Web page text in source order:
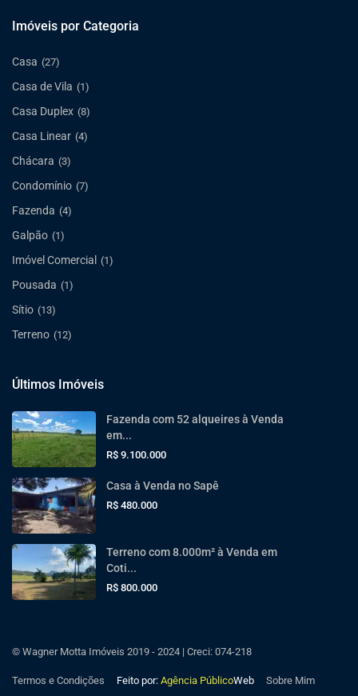
Imóveis por Categoria
Casa (27)
Casa de Vila (1)
Casa Duplex (8)
Casa Linear (4)
Chácara (3)
Condomínio (7)
Fazenda (4)
Galpão (1)
Imóvel Comercial (1)
Pousada (1)
Sítio (13)
Terreno (12)
Últimos Imóveis
Fazenda com 52 alqueires à Venda
em...
R$ 9.100.000
Casa à Venda no Sapê
R$ 480.000
Terreno com 8.000m² à Venda em
Coti...
R$ 800.000
© Wagner Motta Imóveis 2019 - 2024 | Creci: 074-218
Termos e Condições Feito por: Agência PúblicoWeb Sobre Mim